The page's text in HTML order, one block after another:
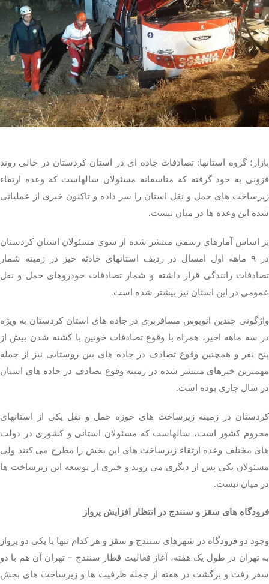
تک کده
پایگاه خبری آبان
خرید موتور ایمپلنت
بازار؛ گروه استانها: تصادفات جاده ای در استان کردستان در حالی روند
فزونی به خود گرفته که متاسفانه مسئولان سالهاست که وعده ارتقاء
زیرساخت های حمل و نقل استان را سر داده و تاکنون خبری از عملیاتی
شده این وعده ها در میان نیست.
بر اساس آمارهای رسمی منتشر شده از سوی مسئولان استان کردستان
در ۹ ماهه اول امسال در ردیف استانهای حادثه خیز در زمینه شمار
تصادفات رانندگی قرار داشته و شمار تصادفات خودروهای حمل و نقل
عمومی در این استان نیز بیشتر شده است.
واژگونی چندین اتوبوس مسافربری در جاده های استان کردستان به ویژه
در سه ماهه اخیر، همراه با وقوع تصادفات خونین با کشته شدن بیش از
پنج نفر و همچنین وقوع تصادف در جاده های بین روستایی نیز از جمله
مهمترین خبرهای منتشر شده در زمینه وقوع تصادف در جاده های استان
در سال جاری بوده است.
کردستان در زمینه زیرساخت های حوزه حمل و نقل یکی از استانهای
محروم کشور است، سالهاست که مسئولان استانی و کشوری در دولت
های مختلف وعده ارتقاء زیرساخت های این بخش را مطرح می کنند ولی
مسئولان یکی پس از دیگری می روند و خبری از توسعه این زیرساخت ها
در میان نیست.
فرودگاه های سقز و سنندج در انتظار افزایش پرواز
وجود دو فرودگاه در شهرهای سنندج و سقز و هر کدام تنها با یکی دو پرواز
به تهران در طول یک هفته، آغاز فعالیت قطار سنندج – تهران آن هم با دو
سفر رفت و برگشت در هفته از جمله ظرفیت ها و زیرساخت های بخش